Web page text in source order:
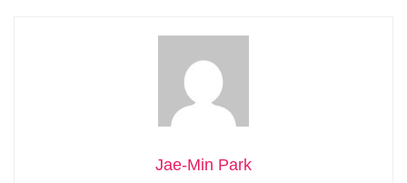
Jae-Min Park